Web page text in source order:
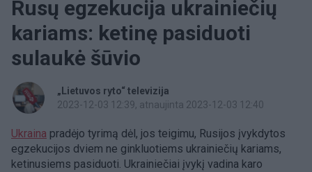
Rusų egzekucija ukrainiečių
kariams: ketinę pasiduoti
sulaukė šūvio
„Lietuvos ryto“ televizija
2023-12-03 12:39, atnaujinta 2023-12-03 12:40
Ukraina pradėjo tyrimą dėl, jos teigimu, Rusijos įvykdytos
egzekucijos dviem ne ginkluotiems ukrainiečių kariams,
ketinusiems pasiduoti. Ukrainiečiai įvykį vadina karo